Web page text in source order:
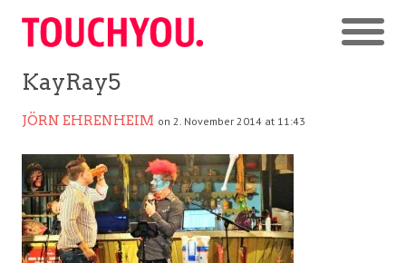
KayRay5
JÖRN EHRENHEIM on 2. November 2014 at 11:43